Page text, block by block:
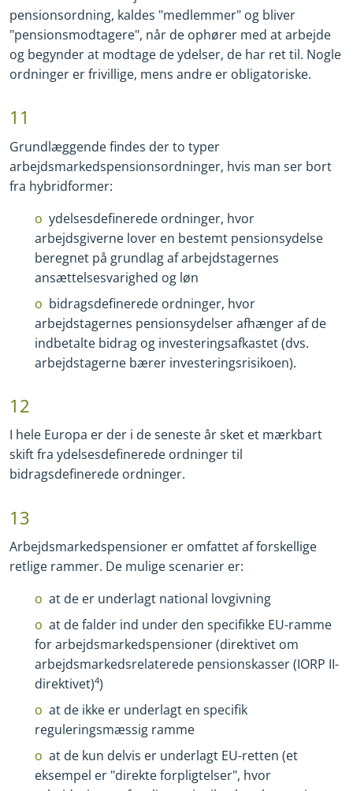
pensionsordning, kaldes "medlemmer" og bliver
"pensionsmodtagere", når de ophører med at arbejde
og begynder at modtage de ydelser, de har ret til. Nogle
ordninger er frivillige, mens andre er obligatoriske.
11
Grundlæggende findes der to typer
arbejdsmarkedspensionsordninger, hvis man ser bort
fra hybridformer:
ydelsesdefinerede ordninger, hvor
arbejdsgiverne lover en bestemt pensionsydelse
beregnet på grundlag af arbejdstagernes
ansættelsesvarighed og løn
bidragsdefinerede ordninger, hvor
arbejdstagernes pensionsydelser afhænger af de
indbetalte bidrag og investeringsafkastet (dvs.
arbejdstagerne bærer investeringsrisikoen).
12
I hele Europa er der i de seneste år sket et mærkbart
skift fra ydelsesdefinerede ordninger til
bidragsdefinerede ordninger.
13
Arbejdsmarkedspensioner er omfattet af forskellige
retlige rammer. De mulige scenarier er:
at de er underlagt national lovgivning
at de falder ind under den specifikke EU-ramme
for arbejdsmarkedspensioner (direktivet om
arbejdsmarkedsrelaterede pensionskasser (IORP II-
direktivet)4)
at de ikke er underlagt en specifik
reguleringsmæssig ramme
at de kun delvis er underlagt EU-retten (et
eksempel er "direkte forpligtelser", hvor